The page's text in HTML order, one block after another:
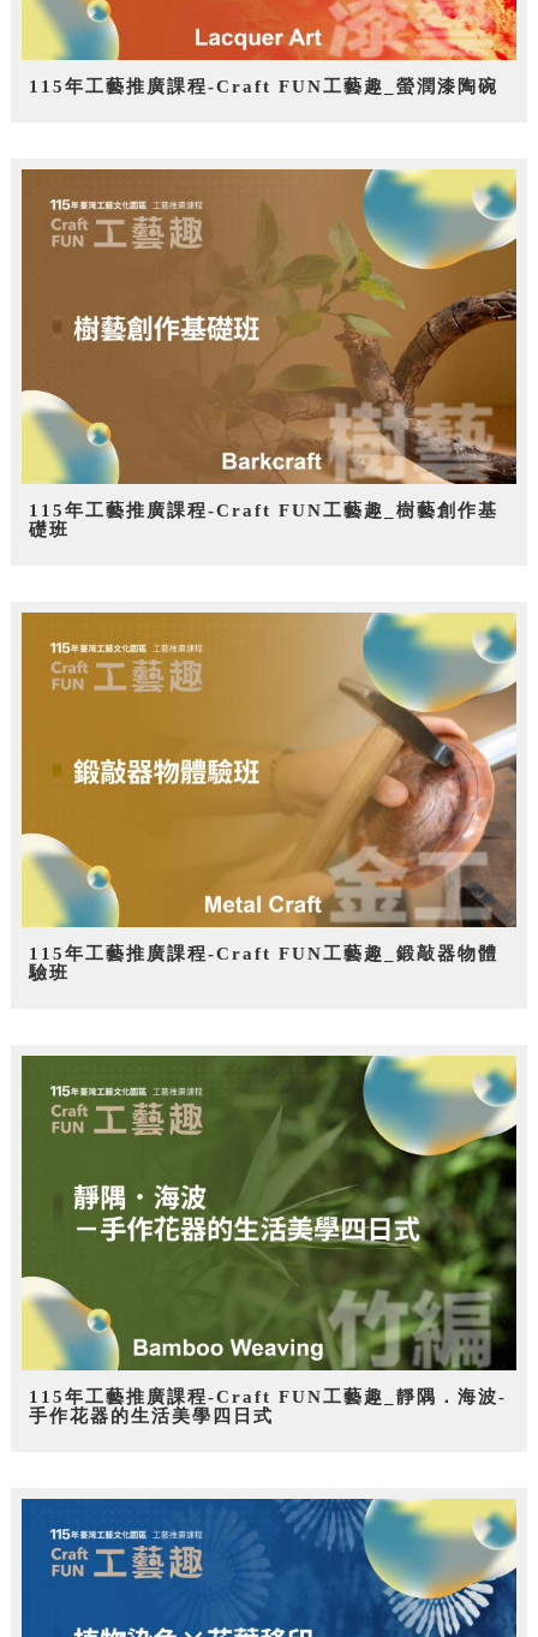
115年工藝推廣課程-Craft FUN工藝趣_螢潤漆陶碗
115年工藝推廣課程-Craft FUN工藝趣_樹藝創作基
礎班
115年工藝推廣課程-Craft FUN工藝趣_鍛敲器物體
驗班
115年工藝推廣課程-Craft FUN工藝趣_靜隅．海波-
手作花器的生活美學四日式